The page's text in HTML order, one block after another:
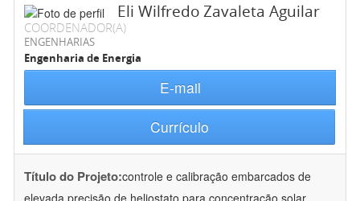
Eli Wilfredo Zavaleta Aguilar
COORDENADOR(A)
ENGENHARIAS
Engenharia de Energia
E-mail
Currículo
Título do Projeto:controle e calibração embarcados de